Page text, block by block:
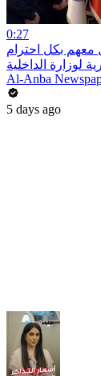
0:27
معهم بكل احترام
لوزارة الداخلية
Al-Anba
5 days ago